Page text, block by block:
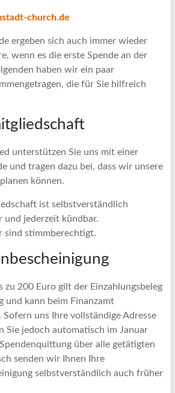
church.de
ergeben sich auch immer wieder
wenn es die erste Spende an der
haben wir ein paar
die für Sie hilfreich
unterstützen Sie uns mit einer
und tragen dazu bei, dass wir unsere
können.
ist selbstverständlich
und jederzeit kündbar.
sind stimmberechtigt.
zu 200 Euro gilt der Einzahlungsbeleg
und kann beim Finanzamt
uns Ihre vollständige Adresse
Sie jedoch automatisch im Januar
über alle getätigten
senden wir Ihnen Ihre
selbstverständlich auch früher